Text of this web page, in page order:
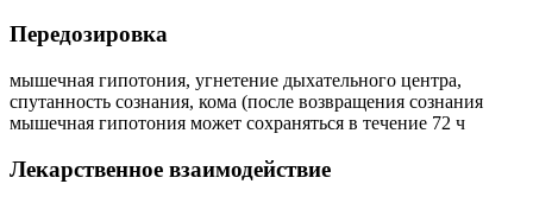
Передозировка
мышечная гипотония, угнетение дыхательного центра,
спутанность сознания, кома (после возвращения сознания
мышечная гипотония может сохраняться в течение 72 ч
Лекарственное взаимодействие